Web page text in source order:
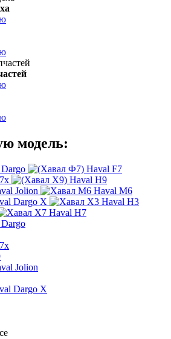
модель:
Haval F7
Haval H9
Jolion
Haval M6
Dargo X
Haval H3
Haval H7
Jolion
Dargo X